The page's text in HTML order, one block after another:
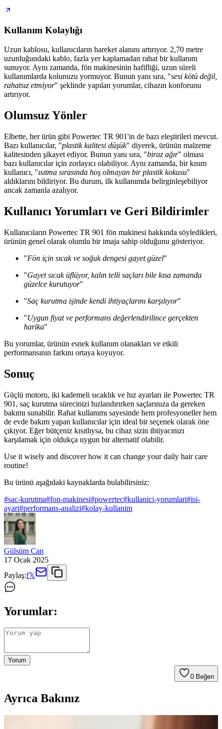
Kullanım Kolaylığı
Uzun kablosu, kullanıcıların hareket alanını artırıyor. 2,70 metre
uzunluğundaki kablo, fazla yer kaplamadan rahat bir kullanım
sunuyor. Aynı zamanda, fön makinesinin hafifliği, uzun süreli
kullanımlarda kolunuzu yormuyor. Bunun yanı sıra, "sesi kötü değil,
rahatsız etmiyor" şeklinde yapılan yorumlar, cihazın konforunu
artırıyor.
Olumsuz Yönler
Elbette, her ürün gibi Powertec TR 901'in de bazı eleştirileri mevcut.
Bazı kullanıcılar, "plastik kalitesi düşük" diyerek, ürünün malzeme
kalitesinden şikayet ediyor. Bunun yanı sıra, "biraz ağır" olması
bazı kullanıcılar için zorlayıcı olabiliyor. Aynı zamanda, bir kısım
kullanıcı, "ısıtma sırasında hoş olmayan bir plastik kokusu"
aldıklarını bildiriyor. Bu durum, ilk kullanımda belirginleşebiliyor
ancak zamanla azalıyor.
Kullanıcı Yorumları ve Geri Bildirimler
Kullanıcıların Powertec TR 901 fön makinesi hakkında söyledikleri,
ürünün genel olarak olumlu bir imaja sahip olduğunu gösteriyor.
"Fön için sıcak ve soğuk dengesi gayet güzel"
"Gayet sıcak üflüyor, kalın telli saçları bile kısa zamanda
güzelce kurutuyor"
"Saç kurutma işinde kendi ihtiyaçlarını karşılıyor"
"Uygun fiyat ve performans değerlendirilince gerçekten
harika"
Bu yorumlar, ürünün esnek kullanım olanakları ve etkili
performansının farkını ortaya koyuyor.
Sonuç
Güçlü motoru, iki kademeli sıcaklık ve hız ayarları ile Powertec TR
901, saç kurutma sürecinizi hızlandırırken saçlarınıza da gereken
bakımı sunabilir. Rahat kullanımı sayesinde hem profesyoneller hem
de evde bakım yapan kullanıcılar için ideal bir seçenek olarak öne
çıkıyor. Eğer bütçeniz kısıtlıysa, bu cihaz sizin ihtiyacınızı
karşılamak için oldukça uygun bir alternatif olabilir.
Use it wisely and discover how it can change your daily hair care
routine!
Bu ürünü aşağıdaki kaynaklarda bulabilirsiniz:
#sac-kurutma#fon-makinesi#powertec#kullanici-yorumlari#isi-
ayari#performans-analizi#kolay-kullanim
Gülsüm Can
17 Ocak 2025
Paylaş:f𝕏
Yorumlar:
Yorum
0 Beğen
Ayrıca Bakınız